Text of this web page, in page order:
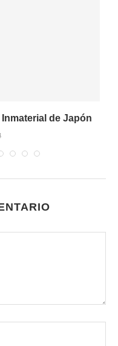
de Japón